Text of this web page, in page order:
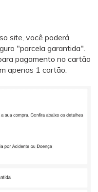
site, você poderá
"parcela garantida".
pagamento no cartão
apenas 1 cartão.